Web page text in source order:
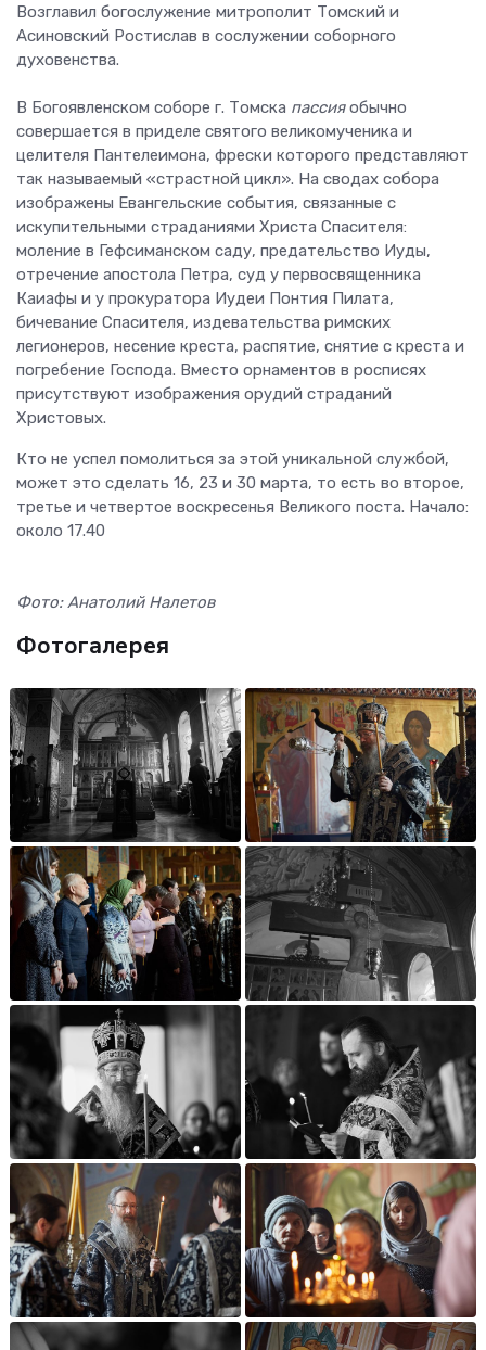
Возглавил богослужение митрополит Томский и
Асиновский Ростислав в сослужении соборного
духовенства.
В Богоявленском соборе г. Томска пассияобычно
совершается в приделе святого великомученика и
целителя Пантелеимона, фрески которого представляют
так называемый «страстной цикл». На сводах собора
изображены Евангельские события, связанные с
искупительными страданиями Христа Спасителя:
моление в Гефсиманском саду, предательство Иуды,
отречение апостола Петра, суд у первосвященника
Каиафы и у прокуратора Иудеи Понтия Пилата,
бичевание Спасителя, издевательства римских
легионеров, несение креста, распятие, снятие с креста и
погребение Господа. Вместо орнаментов в росписях
присутствуют изображения орудий страданий
Христовых.
Кто не успел помолиться за этой уникальной службой,
может это сделать 16, 23 и 30 марта, то есть во второе,
третье и четвертое воскресенья Великого поста. Начало:
около 17.40
Фото: Анатолий Налетов
Фотогалерея